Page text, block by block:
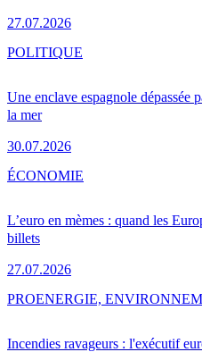
27.07.2026
Une enclave espagnole
la mer
30.07.2026
POLITIQUE
L’euro en mèmes : quand les
billets
27.07.2026
ÉCONOMIE
Incendies ravageurs : l'exécutif
PROENERGIE,